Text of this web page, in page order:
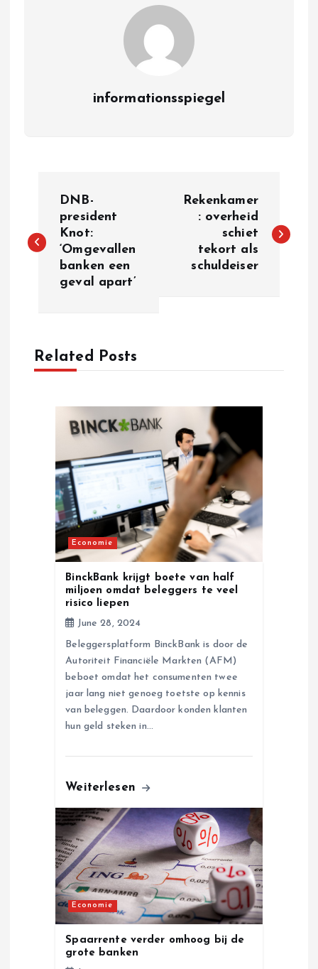
informationsspiegel
s
a
DNB-
president
Knot:
‘Omgevallen
banken een
geval apart’
Rekenkamer
: overheid
schiet
tekort als
schuldeiser
Related Posts
Economie
BinckBank krijgt boete van half
miljoen omdat beleggers te veel
risico liepen
June 28, 2024
Beleggersplatform BinckBank is door de
Autoriteit Financiële Markten (AFM)
beboet omdat het consumenten twee
jaar lang niet genoeg toetste op kennis
van beleggen. Daardoor konden klanten
hun geld steken in…
Weiterlesen
Economie
Spaarrente verder omhoog bij de
grote banken